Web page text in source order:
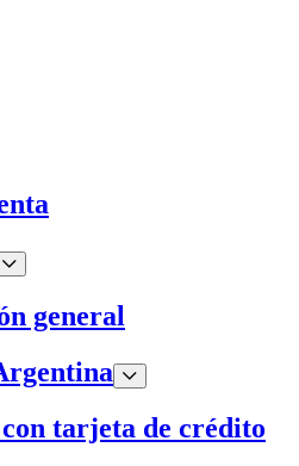
general
tarjeta de crédito